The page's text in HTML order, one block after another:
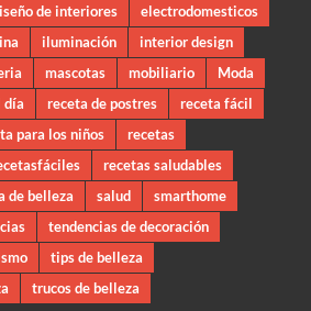
de interiores
electrodomesticos
iluminación
interior design
mascotas mobiliario
Moda
día receta de postres
receta fácil
para los niños
recetas
recetas saludables
de belleza salud
smarthome
tendencias de decoración
tips de belleza
trucos de belleza